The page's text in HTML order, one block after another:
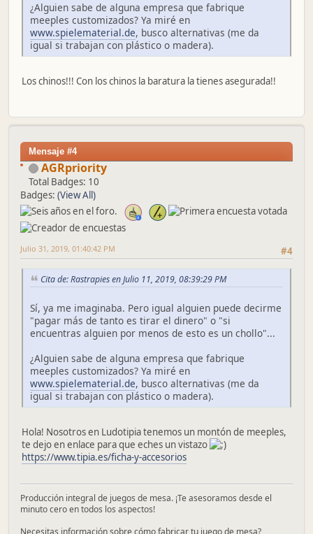
¿Alguien sabe de alguna empresa que fabrique
meeples customizados? Ya miré en
www.spielematerial.de, busco alternativas (me da
igual si trabajan con plástico o madera).
Los chinos!!! Con los chinos la baratura la tienes asegurada!!
Mensaje #4
AGRpriority
Total Badges: 10
Badges: (View All)
#4
Julio 31, 2019, 01:40:42 PM
Cita de: Rastrapies en Julio 11, 2019, 08:39:29 PM
Sí, ya me imaginaba. Pero igual alguien puede decirme
"pagar más de tanto es tirar el dinero" o "si
encuentras alguien por menos de esto es un chollo"...
¿Alguien sabe de alguna empresa que fabrique
meeples customizados? Ya miré en
www.spielematerial.de, busco alternativas (me da
igual si trabajan con plástico o madera).
Hola! Nosotros en Ludotipia tenemos un montón de meeples,
te dejo en enlace para que eches un vistazo
https://www.tipia.es/ficha-y-accesorios
Producción integral de juegos de mesa. ¡Te asesoramos desde el
minuto cero en todos los aspectos!
Necesitas información sobre cómo fabricar tu juego de mesa?